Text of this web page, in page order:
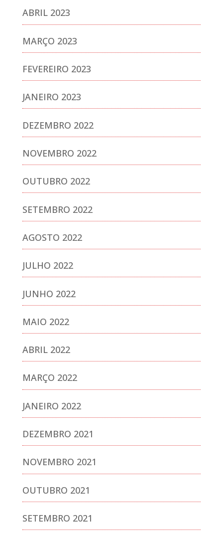
ABRIL 2023
MARÇO 2023
FEVEREIRO 2023
JANEIRO 2023
DEZEMBRO 2022
NOVEMBRO 2022
OUTUBRO 2022
SETEMBRO 2022
AGOSTO 2022
JULHO 2022
JUNHO 2022
MAIO 2022
ABRIL 2022
MARÇO 2022
JANEIRO 2022
DEZEMBRO 2021
NOVEMBRO 2021
OUTUBRO 2021
SETEMBRO 2021